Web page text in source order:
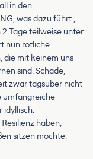
in den
was dazu führt ,
Tage teilweise unter
nun rötliche
die mit keinem uns
sind. Schade,
zwar tagsüber nicht
umfangreiche
idyllisch.
haben,
sitzen möchte.